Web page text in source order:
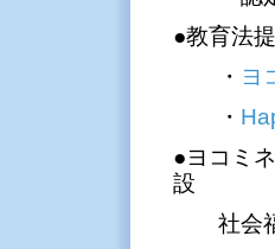
●教育法
・ ヨ
・
●ヨコミ
設
社会福